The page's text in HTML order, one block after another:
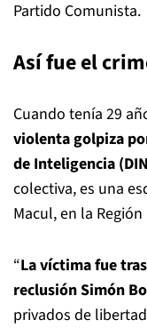
Partido Comunista.
Así fue el
Cuando tenía 29
violenta golpiza
de Inteligencia
colectiva, es una
Macul, en la
“La víctima fue
reclusión Simón
privados de